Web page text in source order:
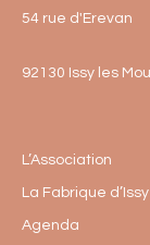
54 rue d'Erevan
92130 Issy les
L’Association
La Fabrique d’Issy
Agenda